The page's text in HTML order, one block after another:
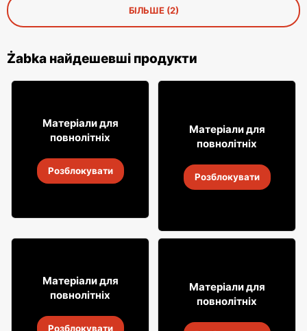
БІЛЬШЕ (2)
Żabka найдешевші продукти
1699
18 серп. 2026
Матеріали для
повнолітніх
Розблокувати
7 99
Випий Captain Morgan
18 серп. 2026
Матеріали для
повнолітніх
Розблокувати
4999
Матеріали для
повнолітніх
Розблокувати
2999
Горілка Żołądkowa Gorzka
Матеріали для
повнолітніх